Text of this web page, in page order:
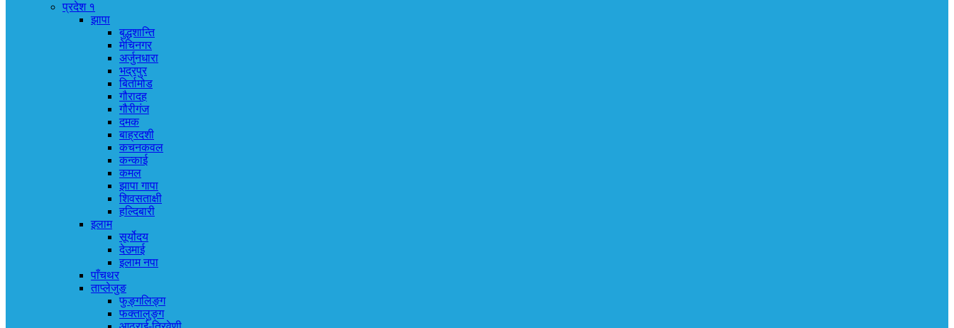
प्रदेश १
झापा
बुद्धशान्ति
मेचिनगर
अर्जुनधारा
भद्रपुर
बिर्तामोड
गौरादह
गौरीगंज
दमक
बाह्रदशी
कचनकवल
कन्काई
कमल
झापा गापा
शिवसताक्षी
हल्दिबारी
इलाम
सूर्योदय
देउमाई
इलाम नपा
पाँचथर
ताप्लेजुङ
फुङ्गलिङ्ग
फक्तालुङ्ग